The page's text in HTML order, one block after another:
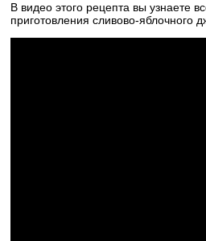
В видео этого рецепта вы узнаете
приготовления сливово-яблочного